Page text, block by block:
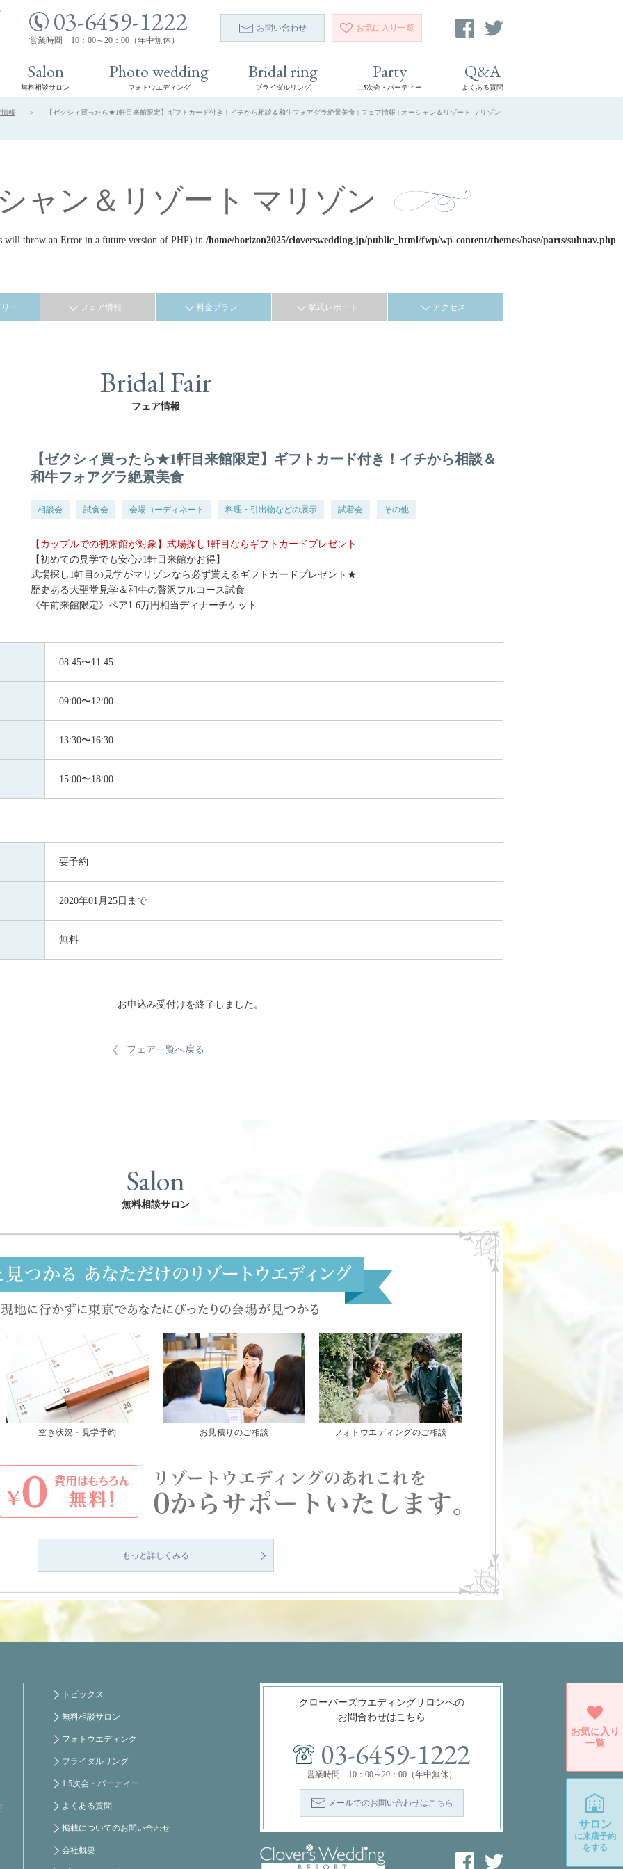
03-6459-1222
営業時間 10：00～20：00（年中無休）
お問い合わせ お気に入り 一覧
Salon
無料相談サロン
Photo wedding
フォトウエディング
Bridal ring
ブライダルリング
Party
1.5次会・パーティー
Q&A
よくある質問
報 【ゼクシィ買ったら★1軒目来館限定】ギフトカード付き！イチから相談＆和牛フォアグラ絶景美食 | フェア情報 | オーシャン＆リゾート マリゾン
ャン＆リゾート マリゾン
will throw an Error in a future version of PHP) in /home/horizon2025/cloverswedding.jp/public_html/fwp/wp-content/themes/base/parts/subnav.php
ー フェア情報 料金プラン 挙式レポート アクセス
Bridal Fair
フェア情報
【ゼクシィ買ったら★1軒目来館限定】ギフトカード付き！イチから相談＆
和牛フォアグラ絶景美食
相談会 試食会 会場コーディネート 料理・引出物などの展示 試着会 その他
【カップルでの初来館が対象】式場探し1軒目ならギフトカードプレゼント
【初めての見学でも安心♪1軒目来館がお得】
式場探し1軒目の見学がマリゾンなら必ず貰えるギフトカードプレゼント★
歴史ある大聖堂見学＆和牛の贅沢フルコース試食
《午前来館限定》ペア1.6万円相当ディナーチケット
08:45〜11:45
09:00〜12:00
13:30〜16:30
15:00〜18:00
要予約
2020年01月25日まで
無料
お申込み受付けを終了しました。
フェア一覧へ戻る
Salon
無料相談サロン
空き状況・見学予約 お見積りのご相談 フォトウエディングのご相談
もっと詳しくみる
トピックス
無料相談サロン
フォトウエディング
ブライダルリング
1.5次会・パーティー
よくある質問
掲載についてのお問い合わせ
会社概要
クローバーズウエディングサロンへの
お問合わせはこちら
03-6459-1222
営業時間 10：00～20：00（年中無休）
メールでのお問い合わせはこちら
お気に入り
一覧
サロン
に来店予約
をする